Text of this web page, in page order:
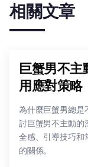
相關文章
巨蟹男不主
用應對策略
為什麼巨蟹男總是
討巨蟹男不主動的
全感、引導技巧和
的關係。